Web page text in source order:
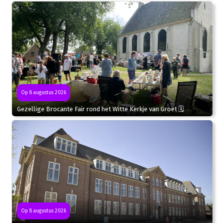
Op 8 augustus 2026
Gezellige Brocante Fair rond het Witte Kerkje van Groet 🗓
Op 8 augustus 2026